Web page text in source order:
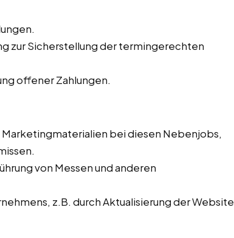
zur Sicherstellung der termingerechten
offener Zahlungen.
bei diesen Nebenjobs,
von Messen und anderen
z.B. durch Aktualisierung der Website